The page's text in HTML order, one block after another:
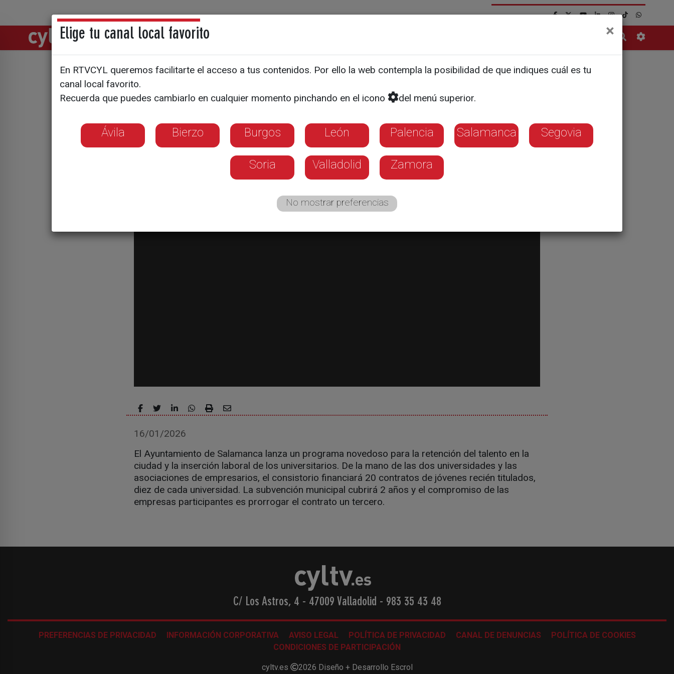
Directos Noticias
El Ayuntamiento lanza un programa de
retención del talento con 1,2 millones de
euros
16/01/2026
El Ayuntamiento de Salamanca lanza un programa novedoso para la retención del talento en la
ciudad y la inserción laboral de los universitarios. De la mano de las dos universidades y las
asociaciones de empresarios, el consistorio financiará 20 contratos de jóvenes recién titulados,
diez de cada universidad. La subvención municipal cubrirá 2 años y el compromiso de las
empresas participantes es prorrogar el contrato un tercero.
C/ Los Astros, 4 - 47009 Valladolid - 983 35 43 48
PREFERENCIAS DE PRIVACIDAD INFORMACIÓN CORPORATIVA AVISO LEGAL POLÍTICA DE PRIVACIDAD CANAL DE DENUNCIAS
POLÍTICA DE COOKIES
CONDICIONES DE PARTICIPACIÓN
cyltv.es 2026 Diseño + Desarrollo Escrol
Elige tu canal local favorito ×
En RTVCYL queremos facilitarte el acceso a tus contenidos. Por ello la web contempla la posibilidad de que indiques cuál es tu
canal local favorito.
Recuerda que puedes cambiarlo en cualquier momento pinchando en el icono
del menú superior.
Ávila Bierzo Burgos León Palencia Salamanca Segovia
Soria Valladolid Zamora
No mostrar preferencias